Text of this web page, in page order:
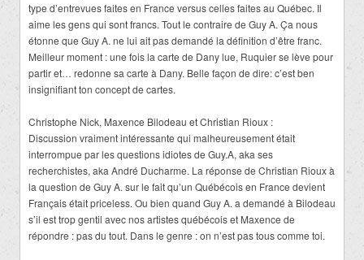
type d’entrevues faites en France versus celles faites au Québec. Il
aime les gens qui sont francs. Tout le contraire de Guy A. Ça nous
étonne que Guy A. ne lui ait pas demandé la définition d’être franc.
Meilleur moment : une fois la carte de Dany lue, Ruquier se lève pour
partir et… redonne sa carte à Dany. Belle façon de dire: c’est ben
insignifiant ton concept de cartes.
Christophe Nick, Maxence Bilodeau et Christian Rioux :
Discussion vraiment intéressante qui malheureusement était
interrompue par les questions idiotes de Guy.A, aka ses
recherchistes, aka André Ducharme. La réponse de Christian Rioux à
la question de Guy A. sur le fait qu’un Québécois en France devient
Français était priceless. Ou bien quand Guy A. a demandé à Bilodeau
s’il est trop gentil avec nos artistes québécois et Maxence de
répondre : pas du tout. Dans le genre : on n’est pas tous comme toi.